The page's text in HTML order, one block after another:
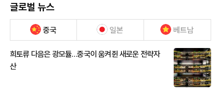
글로벌 뉴스
중국 일본 베트남
희토류 다음은 광모듈…중국이 움켜쥔 새로운 전략자
산